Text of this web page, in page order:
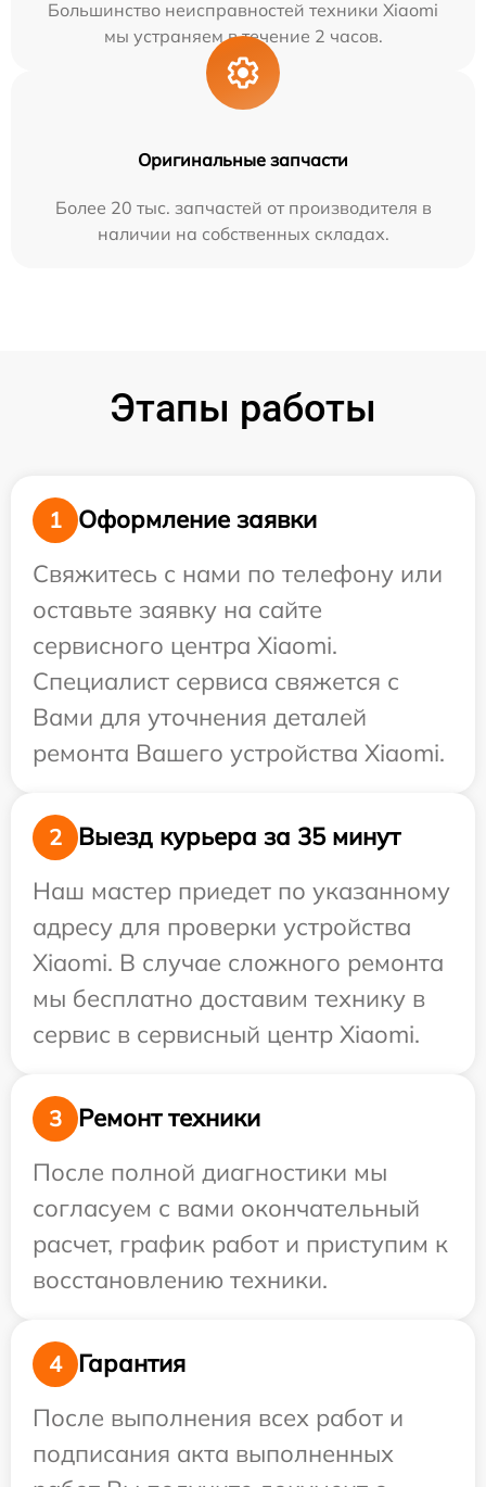
Большинство неисправностей техники Xiaomi
мы устраняем в течение 2 часов.
Оригинальные запчасти
Более 20 тыс. запчастей от производителя в
наличии на собственных складах.
Этапы работы
1
Оформление заявки
Свяжитесь с нами по телефону или
оставьте заявку на сайте
сервисного центра Xiaomi.
Специалист сервиса свяжется с
Вами для уточнения деталей
ремонта Вашего устройства Xiaomi.
2
Выезд курьера за 35 минут
Наш мастер приедет по указанному
адресу для проверки устройства
Xiaomi. В случае сложного ремонта
мы бесплатно доставим технику в
сервис в сервисный центр Xiaomi.
3
Ремонт техники
После полной диагностики мы
согласуем с вами окончательный
расчет, график работ и приступим к
восстановлению техники.
4
Гарантия
После выполнения всех работ и
подписания акта выполненных